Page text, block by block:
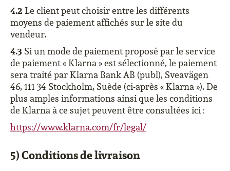
4.2 Le client peut choisir entre les différents
moyens de paiement affichés sur le site du
vendeur.
4.3 Si un mode de paiement proposé par le service
de paiement « Klarna » est sélectionné, le paiement
sera traité par Klarna Bank AB (publ), Sveavägen
46, 111 34 Stockholm, Suède (ci-après « Klarna »). De
plus amples informations ainsi que les conditions
de Klarna à ce sujet peuvent être consultées ici :
https://www.klarna.com/fr/legal/
5) Conditions de livraison